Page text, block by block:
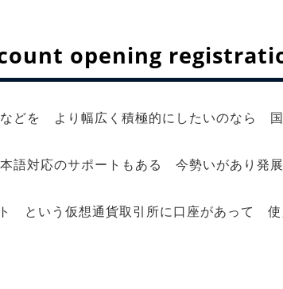
opening
どを より幅広く積極的にしたいのなら
語対応のサポートもある 今勢いがあり発
という仮想通貨取引所に口座があって 使